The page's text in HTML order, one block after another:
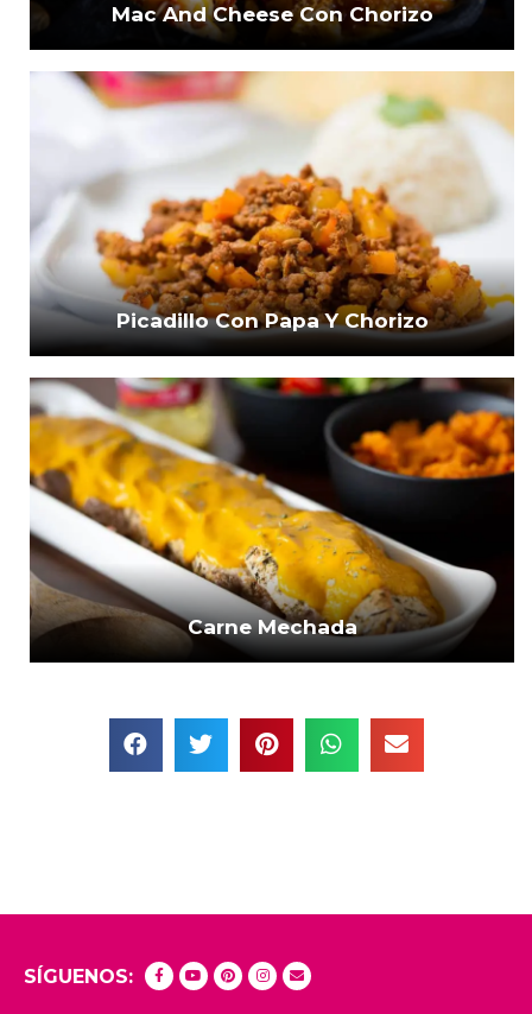
Mac And Cheese Con Chorizo
Picadillo Con Papa Y Chorizo
Carne Mechada
SÍGUENOS: